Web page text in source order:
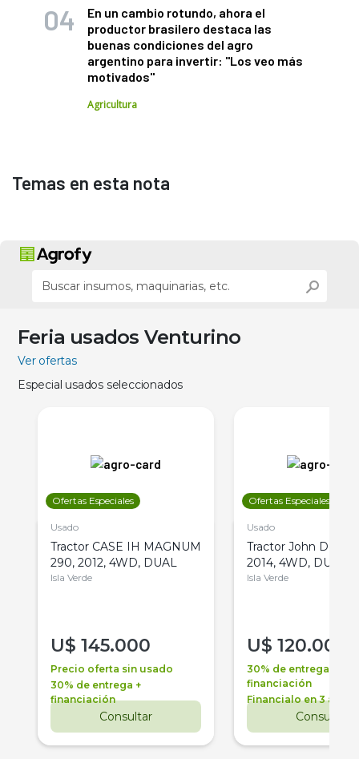
En un cambio rotundo, ahora el
productor brasilero destaca las
buenas condiciones del agro
argentino para invertir: "Los veo más
motivados"
Agricultura
Temas en esta nota
Feria usados Venturino
Ver ofertas
Especial usados seleccionados
Ofertas Especiales
Usado
Tractor CASE IH MAGNUM
290, 2012, 4WD, DUAL
Isla Verde
U$ 145.000
Precio oferta sin usado
30% de entrega +
financiación
Consultar
Ofertas Especiales
Usado
Tractor John Deere
2014, 4WD, DUAL
Isla Verde
U$ 120.000
30% de entrega +
financiación
Financialo en 3 años
Consultar